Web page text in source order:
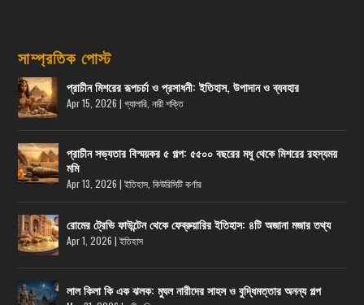
সাম্প্রতিক পোস্ট
প্রাচীন মিশরের রূপচর্চা ও প্রসাধনী: ইতিহাস, উপাদান ও ব্যবহার
Apr 15, 2026 |গ্যালারি,নারী শক্তি
প্রাচীন সভ্যতার বিস্ময়কর ৫ গল্প: ৫৫০০ বছরের মধু থেকে মিশরের রহস্যময়
মমি
Apr 13, 2026 |ইতিহাস,কিউরিসিটি কর্ণার
রোমের ট্রেভি ফাউন্টেন থেকে ফেব্রুয়ারির ইতিহাস: ৪টি অজানা মজার তথ্য
Apr 1, 2026 |ইতিহাস
লাল কিলা কি এক ঝলক: মুঘল নারীদের সাহস ও বুদ্ধিমত্তার অনন্য গল্প